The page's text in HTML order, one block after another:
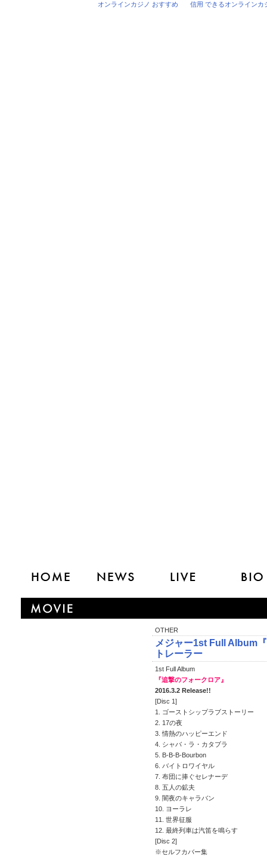
オンラインカジノ おすすめ 信用 できるオンラインカ
OTHER
メジャー1st Full Album
トレーラー
1st Full Album
『追撃のフォークロア』
2016.3.2 Release!!
[Disc 1]
1. ゴーストシップラブストーリー
2. 17の夜
3. 情熱のハッピーエンド
4. シャバ・ラ・カタブラ
5. B-B-B-Bourbon
6. バイトロワイヤル
7. 布団に捧ぐセレナーデ
8. 五人の鉱夫
9. 闇夜のキャラバン
10. ヨーラレ
11. 世界征服
12. 最終列車は汽笛を鳴らす
[Disc 2]
※セルフカバー集